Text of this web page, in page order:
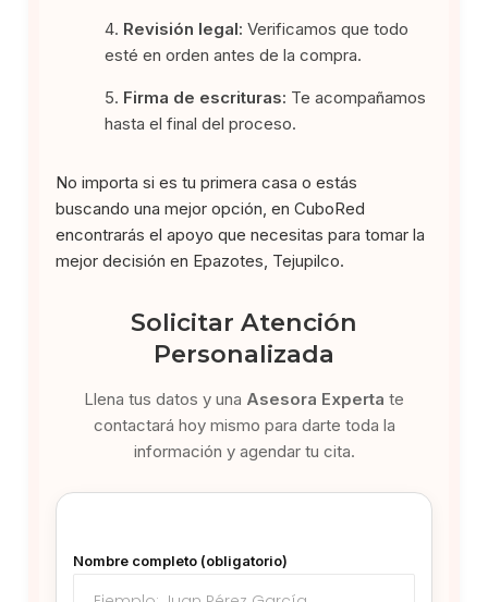
Revisión legal: Verificamos que todo
esté en orden antes de la compra.
Firma de escrituras: Te acompañamos
hasta el final del proceso.
No importa si es tu primera casa o estás
buscando una mejor opción, en CuboRed
encontrarás el apoyo que necesitas para tomar la
mejor decisión en Epazotes, Tejupilco.
Solicitar Atención
Personalizada
Llena tus datos y una Asesora Experta te
contactará hoy mismo para darte toda la
información y agendar tu cita.
Nombre completo (obligatorio)